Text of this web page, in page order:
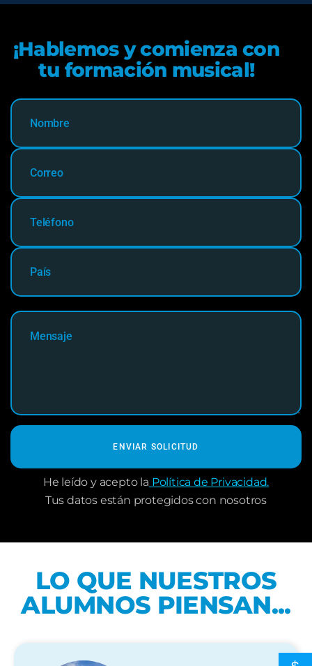
¡Hablemos y comienza con
tu formación musical!
He leído y acepto la Política de Privacidad.
Tus datos están protegidos con nosotros
LO QUE NUESTROS
ALUMNOS PIENSAN...